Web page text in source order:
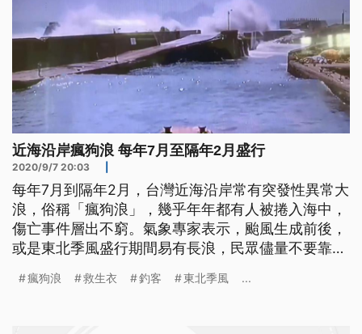
近海沿岸瘋狗浪 每年7月至隔年2月盛行
2020/9/7 20:03
每年7月到隔年2月，台灣近海沿岸常有突發性異常大
浪，俗稱「瘋狗浪」，幾乎年年都有人被捲入海中，
傷亡事件層出不窮。氣象專家表示，颱風生成前後，
或是東北季風盛行期間易有長浪，民眾儘量不要靠近
狗浪。 親自示範救生衣該怎麼穿，一旦落水才有機
瘋狗浪 救生衣 釣客 東北季風 ...